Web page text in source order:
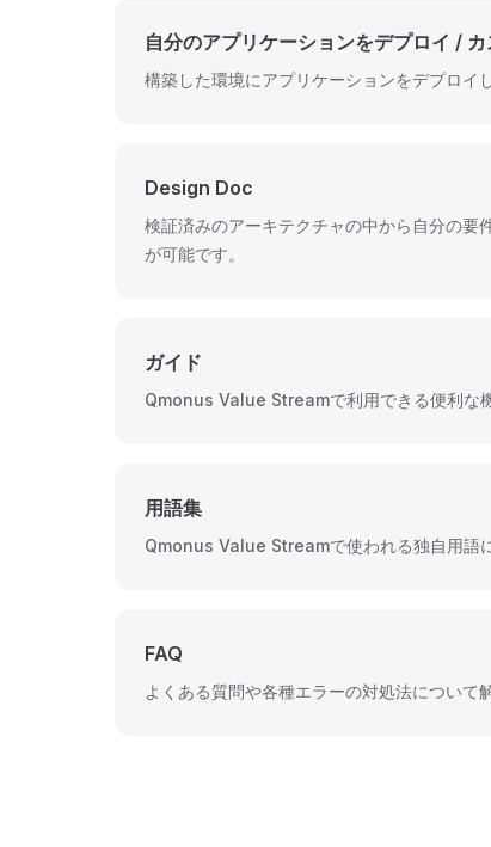
自分のアプリケーションをデプロイ /
構築した環境にアプリケーションをデプロイ
Design Doc
検証済みのアーキテクチャの中から自分の
が可能です。
ガイド
Qmonus Value Streamで利用できる便利な
用語集
Qmonus Value Streamで使われる独自用語
FAQ
よくある質問や各種エラーの対処法について